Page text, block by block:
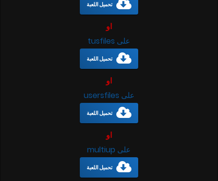
تحميل اللعبة
او
على tusfiles
تحميل اللعبة
او
على usersfiles
تحميل اللعبة
او
على multiup
تحميل اللعبة